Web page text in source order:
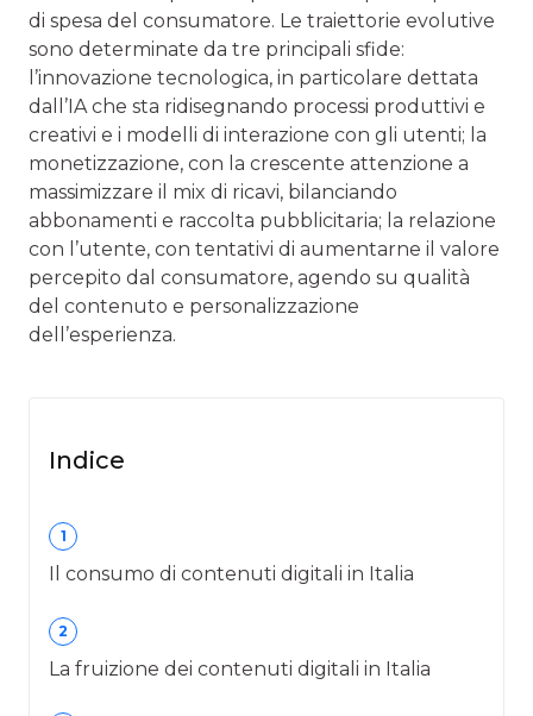
di spesa del consumatore. Le traiettorie evolutive
sono determinate da tre principali sfide:
l’innovazione tecnologica, in particolare dettata
dall’IA che sta ridisegnando processi produttivi e
creativi e i modelli di interazione con gli utenti; la
monetizzazione, con la crescente attenzione a
massimizzare il mix di ricavi, bilanciando
abbonamenti e raccolta pubblicitaria; la relazione
con l’utente, con tentativi di aumentarne il valore
percepito dal consumatore, agendo su qualità
del contenuto e personalizzazione
dell’esperienza.
Indice
1
Il consumo di contenuti digitali in Italia
2
La fruizione dei contenuti digitali in Italia